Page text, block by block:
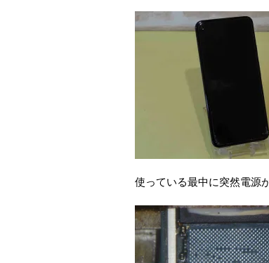
使っている最中に突然電源